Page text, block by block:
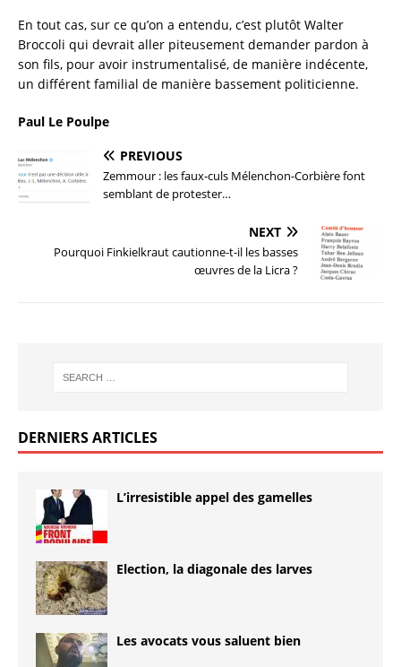
En tout cas, sur ce qu’on a entendu, c’est plutôt Walter
Broccoli qui devrait aller piteusement demander pardon à
son fils, pour avoir instrumentalisé, de manière indécente,
un différent familial de manière bassement politicienne.
Paul Le Poulpe
PREVIOUS
Zemmour : les faux-culs Mélenchon-Corbière font
semblant de protester…
NEXT
Pourquoi Finkielkraut cautionne-t-il les basses
œuvres de la Licra ?
DERNIERS ARTICLES
L’irresistible appel des gamelles
Election, la diagonale des larves
Les avocats vous saluent bien